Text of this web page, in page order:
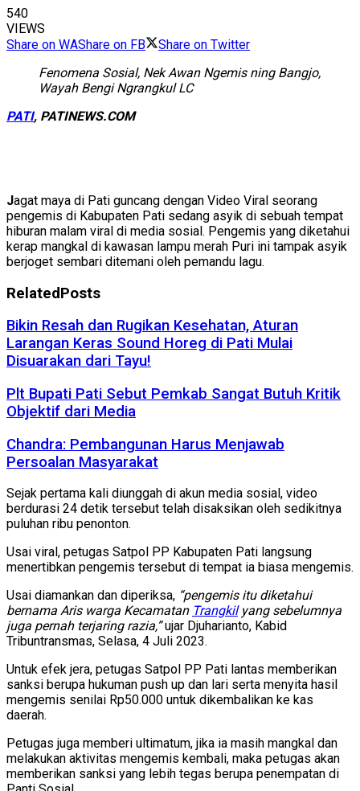
540
VIEWS
Share on WAShare on FB
Share on Twitter
Fenomena Sosial, Nek Awan Ngemis ning Bangjo,
Wayah Bengi Ngrangkul LC
PATI, PATINEWS.COM
Jagat maya di Pati guncang dengan Video Viral seorang
pengemis di Kabupaten Pati sedang asyik di sebuah tempat
hiburan malam viral di media sosial. Pengemis yang diketahui
kerap mangkal di kawasan lampu merah Puri ini tampak asyik
berjoget sembari ditemani oleh pemandu lagu.
RelatedPosts
Bikin Resah dan Rugikan Kesehatan, Aturan
Larangan Keras Sound Horeg di Pati Mulai
Disuarakan dari Tayu!
Plt Bupati Pati Sebut Pemkab Sangat Butuh Kritik
Objektif dari Media
Chandra: Pembangunan Harus Menjawab
Persoalan Masyarakat
Sejak pertama kali diunggah di akun media sosial, video
berdurasi 24 detik tersebut telah disaksikan oleh sedikitnya
puluhan ribu penonton.
Usai viral, petugas Satpol PP Kabupaten Pati langsung
menertibkan pengemis tersebut di tempat ia biasa mengemis.
Usai diamankan dan diperiksa, “pengemis itu diketahui
bernama Aris warga Kecamatan Trangkilyang sebelumnya
juga pernah terjaring razia,”ujar Djuharianto, Kabid
Tribuntransmas, Selasa, 4 Juli 2023.
Untuk efek jera, petugas Satpol PP Pati lantas memberikan
sanksi berupa hukuman push up dan lari serta menyita hasil
mengemis senilai Rp50.000 untuk dikembalikan ke kas
daerah.
Petugas juga memberi ultimatum, jika ia masih mangkal dan
melakukan aktivitas mengemis kembali, maka petugas akan
memberikan sanksi yang lebih tegas berupa penempatan di